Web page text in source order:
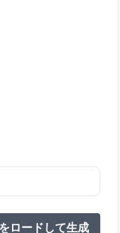
ロードして生成